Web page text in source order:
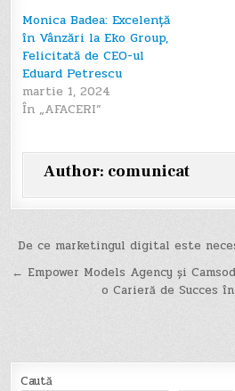
Monica Badea: Excelență
în Vânzări la Eko Group,
Felicitată de CEO-ul
Eduard Petrescu
martie 1, 2024
În „AFACERI”
Author: comunicat
Navigare
în
De ce marketingul digital este
← Empower Models Agency și
o Carieră de Succes
Caută